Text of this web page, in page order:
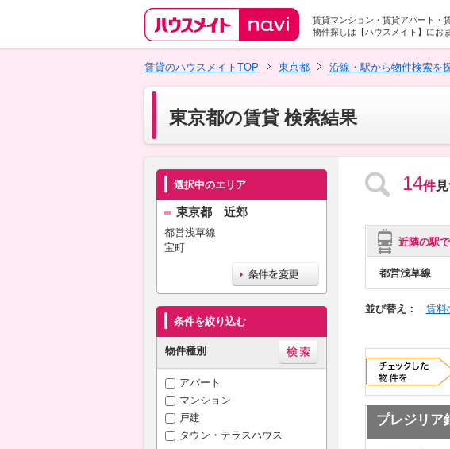
賃貸マンション・賃貸アパート・
物件探しは【ハウスメイト】にお
賃貸のハウスメイトTOP
東京都 沿線・駅から物件検索を
東京都の賃貸 検索結果
選択中のエリア
東京都 近郊
都営浅草線
宝町
条件を絞り込む
物件種別
アパート
マンション
戸建
タウン・テラスハウス
14件
近隣の駅
都営浅草線
並び替え： 賃料
プレジリア